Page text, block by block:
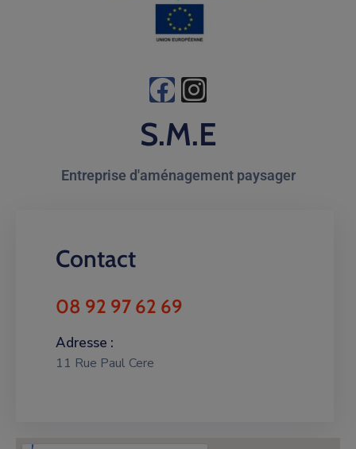
S.M.E
Entreprise d'aménagement paysager
Contact
08 92 97 62 69
Adresse :
11 Rue Paul Cere